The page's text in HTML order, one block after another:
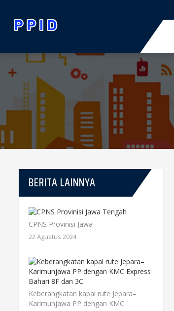
BERITA LAINNYA
CPNS Provinisi Jawa
22 Agustus 2024
Keberangkatan kapal rute Jepara–
Karimunjawa PP dengan KMC